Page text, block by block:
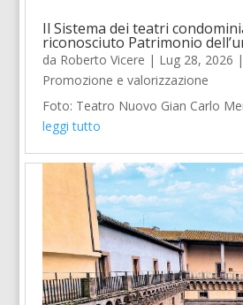
Il Sistema dei teatri
riconosciuto Patrimonio
da Roberto Vicere | Lug 28, 2026
Promozione e valorizzazione
Foto: Teatro Nuovo Gian Carlo
leggi tutto